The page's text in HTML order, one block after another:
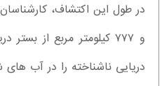
و ۷۷۷ کیلومتر مربع از
دریایی ناشناخته را در آب